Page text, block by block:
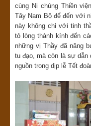
cùng Ni chúng Thiền
Tây Nam Bộ để đến với
này không chỉ với tinh
tỏ lòng thành kính đến
những vị Thầy đã nâng
tu đạo, mà còn là sự dẫn
nguồn trong dịp lễ Tết